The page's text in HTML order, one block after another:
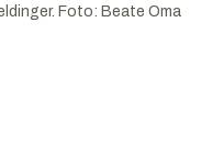
Foto: Beate Oma